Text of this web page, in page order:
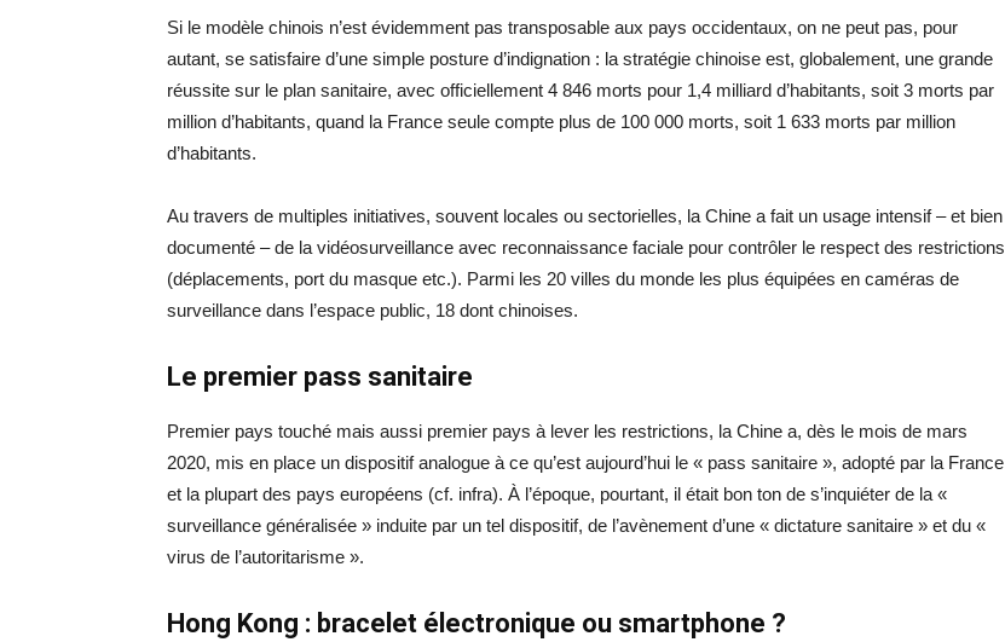
Si le modèle chinois n’est évidemment pas transposable aux pays occidentaux, on ne peut pas, pour
autant, se satisfaire d’une simple posture d’indignation : la stratégie chinoise est, globalement, une grande
réussite sur le plan sanitaire, avec officiellement 4 846 morts pour 1,4 milliard d’habitants, soit 3 morts par
million d’habitants, quand la France seule compte plus de 100 000 morts, soit 1 633 morts par million
d’habitants.
Au travers de multiples initiatives, souvent locales ou sectorielles, la Chine a fait un usage intensif – et bien
documenté – de la vidéosurveillance avec reconnaissance faciale pour contrôler le respect des restrictions
(déplacements, port du masque etc.). Parmi les 20 villes du monde les plus équipées en caméras de
surveillance dans l’espace public, 18 dont chinoises.
Le premier pass sanitaire
Premier pays touché mais aussi premier pays à lever les restrictions, la Chine a, dès le mois de mars
2020, mis en place un dispositif analogue à ce qu’est aujourd’hui le « pass sanitaire », adopté par la France
et la plupart des pays européens (cf. infra). À l’époque, pourtant, il était bon ton de s’inquiéter de la «
surveillance généralisée » induite par un tel dispositif, de l’avènement d’une « dictature sanitaire » et du «
virus de l’autoritarisme ».
Hong Kong : bracelet électronique ou smartphone ?